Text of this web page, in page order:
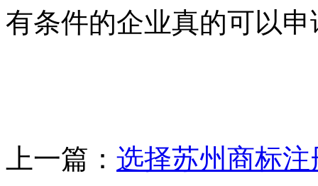
有条件的企业真的可以
上一篇： 选择苏州商标